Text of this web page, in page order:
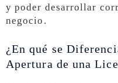
y poder desarrollar
negocio.
¿En qué se
Apertura de una